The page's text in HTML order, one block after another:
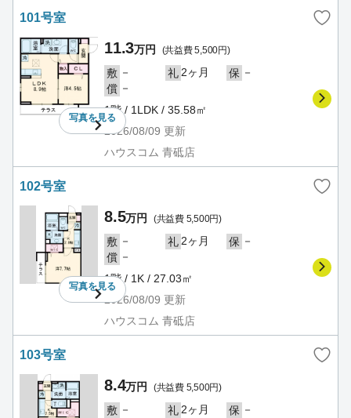
101号室
写真を見る
11.3万円 (共益費 5,500円)
敷 － 礼2ヶ月 保 －
償 －
1階 / 1LDK / 35.58㎡
2026/08/09 更新
ハウスコム 青砥店
102号室
写真を見る
8.5万円 (共益費 5,500円)
敷 － 礼2ヶ月 保 －
償 －
1階 / 1K / 27.03㎡
2026/08/09 更新
ハウスコム 青砥店
103号室
8.4万円 (共益費 5,500円)
敷 － 礼2ヶ月 保 －